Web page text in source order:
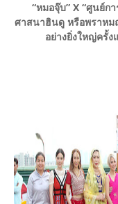
“หมอจุ๊บ” X “ศูนย์ก
ศาสนาฮินดู หรือพราหม
อย่างยิ่งใหญ่ครั้ง